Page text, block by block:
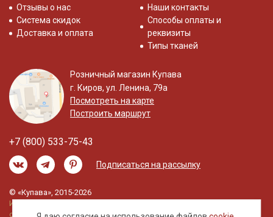
Отзывы о нас
Система скидок
Доставка и оплата
Наши контакты
Способы оплаты и
реквизиты
Типы тканей
Розничный магазин Купава
г. Киров, ул. Ленина, 79а
Посмотреть на карте
Построить маршрут
+7 (800) 533-75-43
Подписаться на рассылку
© «Купава», 2015-2026
Информация на сайте не является публичной
офертой.